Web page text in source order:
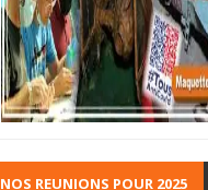
NOS REUNIONS POUR 2025